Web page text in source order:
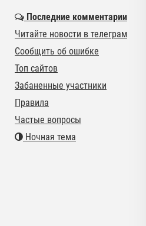
Последние комментарии
Читайте новости в телеграм
Сообщить об ошибке
Топ сайтов
Забаненные участники
Правила
Частые вопросы
Ночная тема